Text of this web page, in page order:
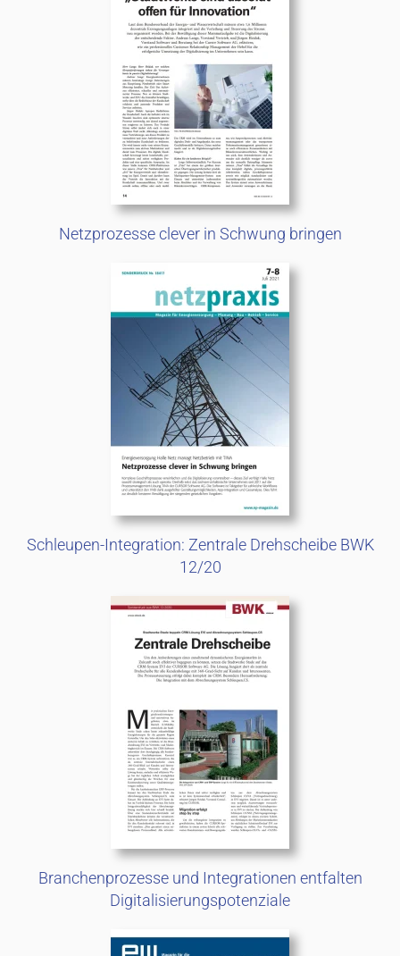
Netzprozesse clever in Schwung bringen
Schleupen-Integration: Zentrale Drehscheibe BWK
12/20
Branchenprozesse und Integrationen entfalten
Digitalisierungspotenziale